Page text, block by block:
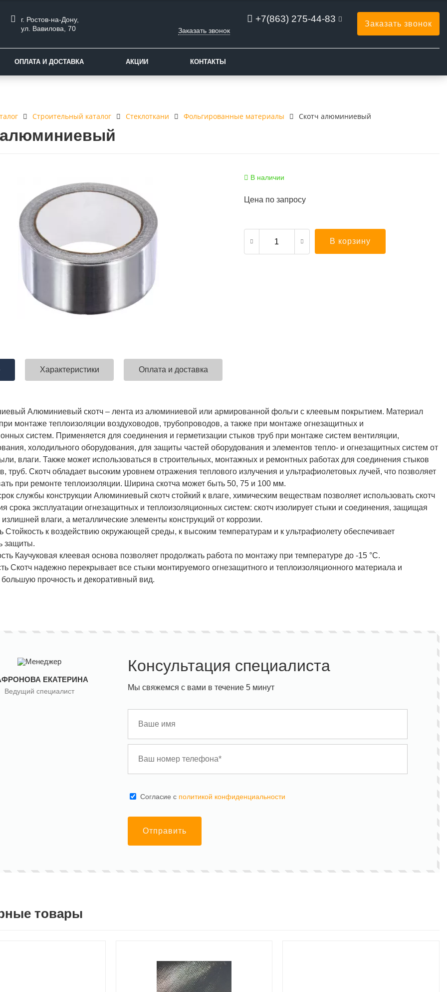
г. Ростов-на-Дону,
ул. Вавилова, 70
+7(863) 275-44-83
Заказать звонок
Заказать звонок
ОПЛАТА И ДОСТАВКА АКЦИИ КОНТАКТЫ
Строительный каталог Стеклоткани Фольгированные материалы Скотч алюминиевый
В наличии
Цена по запросу
В корзину
Характеристики Оплата и доставка
Алюминиевый скотч – лента из алюминиевой или армированной фольги с клеевым покрытием. Материал
монтаже теплоизоляции воздуховодов, трубопроводов, а также при монтаже огнезащитных и
систем. Применяется для соединения и герметизации стыков труб при монтаже систем вентиляции,
холодильного оборудования, для защиты частей оборудования и элементов тепло- и огнезащитных систем от
влаги. Также может использоваться в строительных, монтажных и ремонтных работах для соединения стыков
труб. Скотч обладает высоким уровнем отражения теплового излучения и ультрафиолетовых лучей, что позволяет
при ремонте теплоизоляции. Ширина скотча может быть 50, 75 и 100 мм.
службы конструкции Алюминиевый скотч стойкий к влаге, химическим веществам позволяет использовать скотч
срока эксплуатации огнезащитных и теплоизоляционных систем: скотч изолирует стыки и соединения, защищая
излишней влаги, а металлические элементы конструкций от коррозии.
Стойкость к воздействию окружающей среды, к высоким температурам и к ультрафиолету обеспечивает
защиты.
Каучуковая клеевая основа позволяет продолжать работа по монтажу при температуре до -15 °С.
Скотч надежно перекрывает все стыки монтируемого огнезащитного и теплоизоляционного материала и
большую прочность и декоративный вид.
ЕКАТЕРИНА
Ведущий специалист
Консультация специалиста
Мы свяжемся с вами в течение 5 минут
Cогласие с политикой конфиденциальности
Отправить
товары